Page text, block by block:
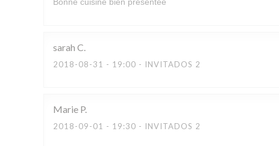
sarah C
2018-08-31 - 19:00 - INVITADOS 2
Marie P
2018-09-01 - 19:30 - INVITADOS 2